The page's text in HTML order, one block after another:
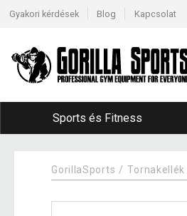
Gyakori kérdések Blog Kapcsolat
Sports és Fitness
GorillaSports Tornakellék